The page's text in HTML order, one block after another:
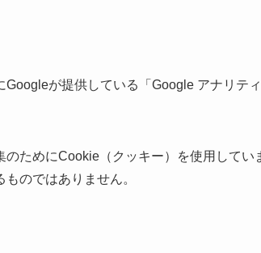
が提供している「Google アナリテ
ためにCookie（クッキー）を使用してい
のではありません。